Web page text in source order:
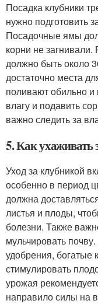
Посадка клубники
нужно подготовить
Посадочные ямы
корни не
должно быть около
достаточно места
поливают обильно и
влагу и подавить
важно следить за
5. Как ухаживать
Уход за клубникой
особенно в период
должна
листья и плоды,
болезни. Также
мульчировать
удобрения,
стимулировать
урожая
направило силы на